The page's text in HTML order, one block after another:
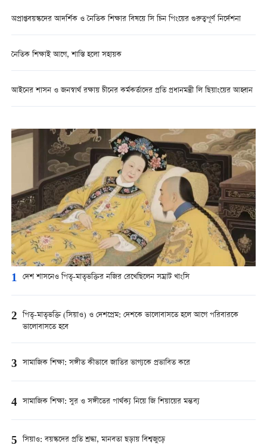
অপ্রাপ্তবয়স্কদের আদর্শিক ও নৈতিক শিক্ষার বিষয়ে সি চিন পিংয়ের গুরুত্বপূর্ণ নির্দেশনা
নৈতিক শিক্ষাই আগে, শাস্তি হলো সহায়ক
আইনের শাসন ও জনস্বার্থ রক্ষায় চীনের কর্মকর্তাদের প্রতি প্রধানমন্ত্রী লি ছিয়াংয়ের আহ্বান
1 দেশ শাসনেও পিতৃ-মাতৃভক্তির নজির রেখেছিলেন সম্রাট খাংসি
2 পিতৃ-মাতৃভক্তি (সিয়াও) ও দেশপ্রেম: দেশকে ভালোবাসতে হলে আগে পরিবারকে
ভালোবাসতে হবে
3 সামাজিক শিক্ষা: সঙ্গীত কীভাবে জাতির ভাগ্যকে প্রভাবিত করে
4 সামাজিক শিক্ষা: সুর ও সঙ্গীতের পার্থক্য নিয়ে জি শিয়ায়ের মন্তব্য
5 সিয়াও: বয়স্কদের প্রতি শ্রদ্ধা, মানবতা ছড়ায় বিশ্বজুড়ে